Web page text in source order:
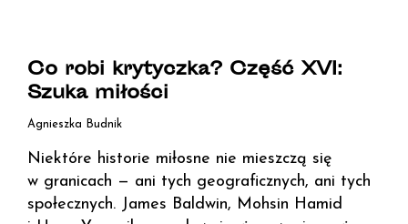
Co robi krytyczka? Część XVI:
Szuka miłości
Agnieszka Budnik
Niektóre historie miłosne nie mieszczą się
w granicach — ani tych geograficznych, ani tych
społecznych. James Baldwin, Mohsin Hamid